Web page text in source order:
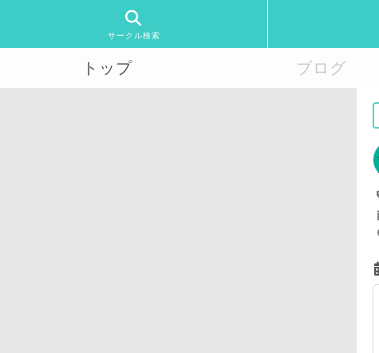
サークル検索
トップ ブログ